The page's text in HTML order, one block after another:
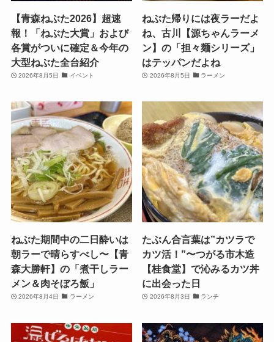
【青森ねぶた2026】超速
報！「ねぶた大賞」および
各賞がついに確定＆今年の
大型ねぶた全台紹介
2026年8月5日 イベント
ねぶた帰りには夜ラーだよ
ね、古川【源ちゃんラーメ
ン】の「担々麺シリーズ」
はテッパンだよね
2026年8月5日 ラーメン
ねぶた期間中の二日酔いは
朝ラーで晴らすべし〜【青
森大勝軒】の「煮干しラー
メン＆肉そぼろ飯」
2026年8月4日 ラーメン
たぶん合言葉は”カツラで
カツ活！”〜つがる市木造
【桂食堂】で沁みるカツ丼
に出会った日
2026年8月3日 ランチ